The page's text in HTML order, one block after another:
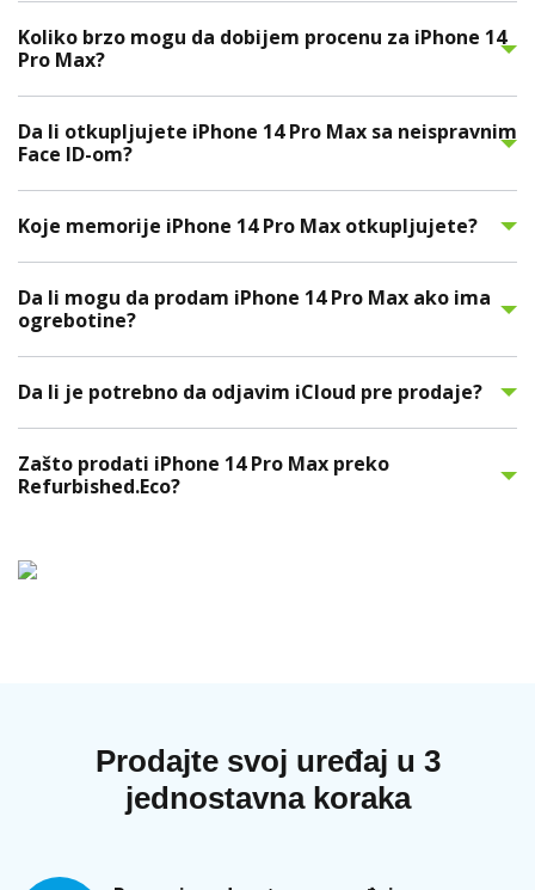
Koliko brzo mogu da dobijem procenu za iPhone 14
Pro Max?
Da li otkupljujete iPhone 14 Pro Max sa neispravnim
Face ID-om?
Koje memorije iPhone 14 Pro Max otkupljujete?
Da li mogu da prodam iPhone 14 Pro Max ako ima
ogrebotine?
Da li je potrebno da odjavim iCloud pre prodaje?
Zašto prodati iPhone 14 Pro Max preko
Refurbished.Eco?
Prodajte svoj uređaj u 3
jednostavna koraka